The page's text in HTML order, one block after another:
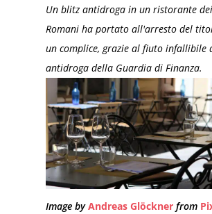
Un blitz antidroga in un ristorante
Romani ha portato all'arresto del
un complice, grazie al fiuto infallibile
antidroga della Guardia di Finanza.
Image byAndreas Glöckner from